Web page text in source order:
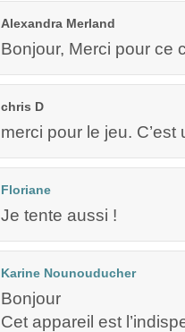
Alexandra Merland
Bonjour, Merci pour ce
chris D
merci pour le jeu. C’est
Floriane
Je tente aussi !
Karine Nounouducher
Bonjour
Cet appareil est